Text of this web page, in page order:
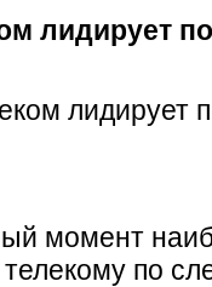
лидирует
момент
телекому по